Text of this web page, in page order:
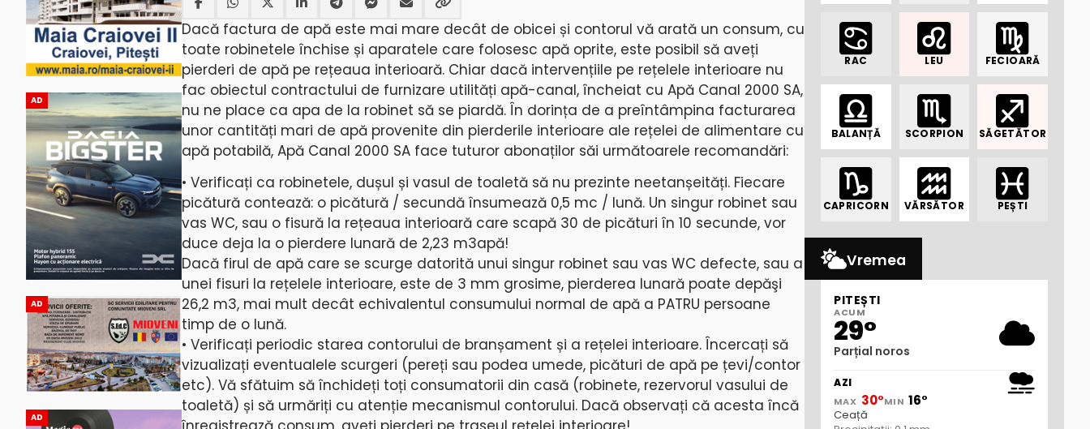
AD
AD
AD
Dacă factura de apă este mai mare decât de obicei și contorul vă arată un consum, cu
toate robinetele închise și aparatele care folosesc apă oprite, este posibil să aveți
pierderi de apă pe rețeaua interioară. Chiar dacă intervențiile pe rețelele interioare nu
fac obiectul contractului de furnizare utilități apă-canal, încheiat cu Apă Canal 2000 SA,
nu ne place ca apa de la robinet să se piardă. În dorința de a preîntâmpina facturarea
unor cantități mari de apă provenite din pierderile interioare ale rețelei de alimentare cu
apă potabilă, Apă Canal 2000 SA face tuturor abonaților săi următoarele recomandări:
• Verificați ca robinetele, dușul și vasul de toaletă să nu prezinte neetanșeități. Fiecare
picătură contează: o picătură / secundă însumează 0,5 mc / lună. Un singur robinet sau
vas WC, sau o fisură la rețeaua interioară care scapă 30 de picături în 10 secunde, vor
duce deja la o pierdere lunară de 2,23 m3apă!
Dacă firul de apă care se scurge datorită unui singur robinet sau vas WC defecte, sau a
unei fisuri la rețelele interioare, este de 3 mm grosime, pierderea lunară poate depăşi
26,2 m3, mai mult decât echivalentul consumului normal de apă a PATRU persoane
timp de o lună.
• Verificați periodic starea contorului de branșament și a rețelei interioare. Încercați să
vizualizați eventualele scurgeri (pereți sau podea umede, picături de apă pe țevi/contor
etc). Vă sfătuim să închideți toți consumatorii din casă (robinete, rezervorul vasului de
toaletă) și să urmăriți cu atenție mecanismul contorului. Dacă observați că acesta încă
RAC LEU FECIOARĂ
BALANȚĂ SCORPION SĂGETĂTOR
CAPRICORN VĂRSĂTOR PEȘTI
Vremea
PITEȘTI
ACUM
29°
Parțial noros
AZI
MAX 30°MIN 16°
Ceață